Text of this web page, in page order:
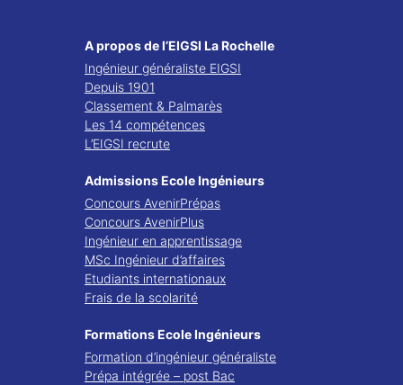
A propos de l’EIGSI La Rochelle
Ingénieur généraliste EIGSI
Depuis 1901
Classement & Palmarès
Les 14 compétences
L’EIGSI recrute
Admissions Ecole Ingénieurs
Concours AvenirPrépas
Concours AvenirPlus
Ingénieur en apprentissage
MSc Ingénieur d’affaires
Etudiants internationaux
Frais de la scolarité
Formations Ecole Ingénieurs
Formation d’ingénieur généraliste
Prépa intégrée – post Bac